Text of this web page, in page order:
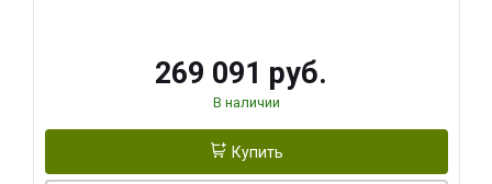
269 091 руб.
В наличии
Купить